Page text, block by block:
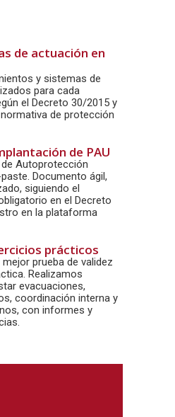
de actuación en
y sistemas de
para cada
el Decreto 30/2015 y
de protección
de PAU
de Autoprotección
Documento ágil,
siguiendo el
en el Decreto
en la plataforma
prácticos
prueba de validez
Realizamos
evacuaciones,
coordinación interna y
con informes y